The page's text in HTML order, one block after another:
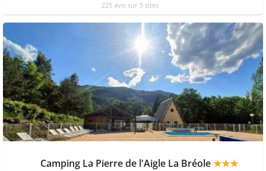
225 avis sur 5 sites
Camping La Pierre de l'Aigle La Bréole★★★